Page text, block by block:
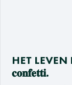
HET LEVEN
𝐜𝐨𝐧𝐟𝐞𝐭𝐭𝐢.